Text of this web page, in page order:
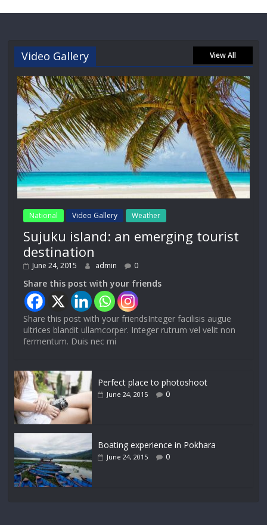
Video Gallery View All
National Video Gallery Weather
Sujuku island: an emerging tourist
destination
June 24, 2015 admin 0
Share this post with your friends
Share this post with your friendsInteger facilisis augue
ultrices blandit ullamcorper. Integer rutrum vel velit non
fermentum. Duis nec mi
Perfect place to photoshoot
June 24, 2015 0
Boating experience in Pokhara
June 24, 2015 0